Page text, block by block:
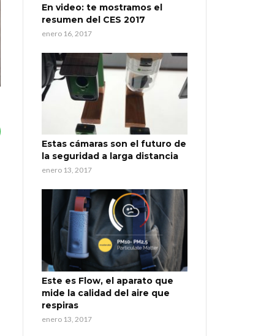
En video: te mostramos el
resumen del CES 2017
enero 16, 2017
Estas cámaras son el futuro de
la seguridad a larga distancia
enero 13, 2017
Este es Flow, el aparato que
mide la calidad del aire que
respiras
enero 13, 2017